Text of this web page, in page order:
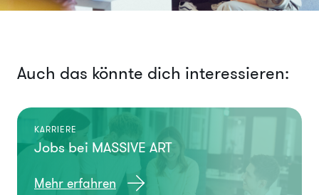
Auch das könnte dich interessieren:
KARRIERE
Jobs bei MASSIVE ART
Mehr erfahren